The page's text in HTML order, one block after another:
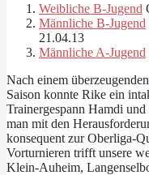
Weibliche B-Jugend
Männliche B-Jugend
21.04.13
Männliche A-Jugend
Nach einem überzeugenden
Saison konnte Rike ein
Trainergespann Hamdi
man mit den
konsequent zur Oberliga-
Vorturnieren trifft unsere
Klein-Auheim,